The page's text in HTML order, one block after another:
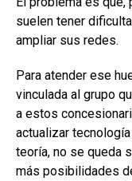
suelen tener
ampliar sus redes.
Para atender ese
vinculada al grupo
a estos
actualizar
teoría, no se queda
más posibilidades